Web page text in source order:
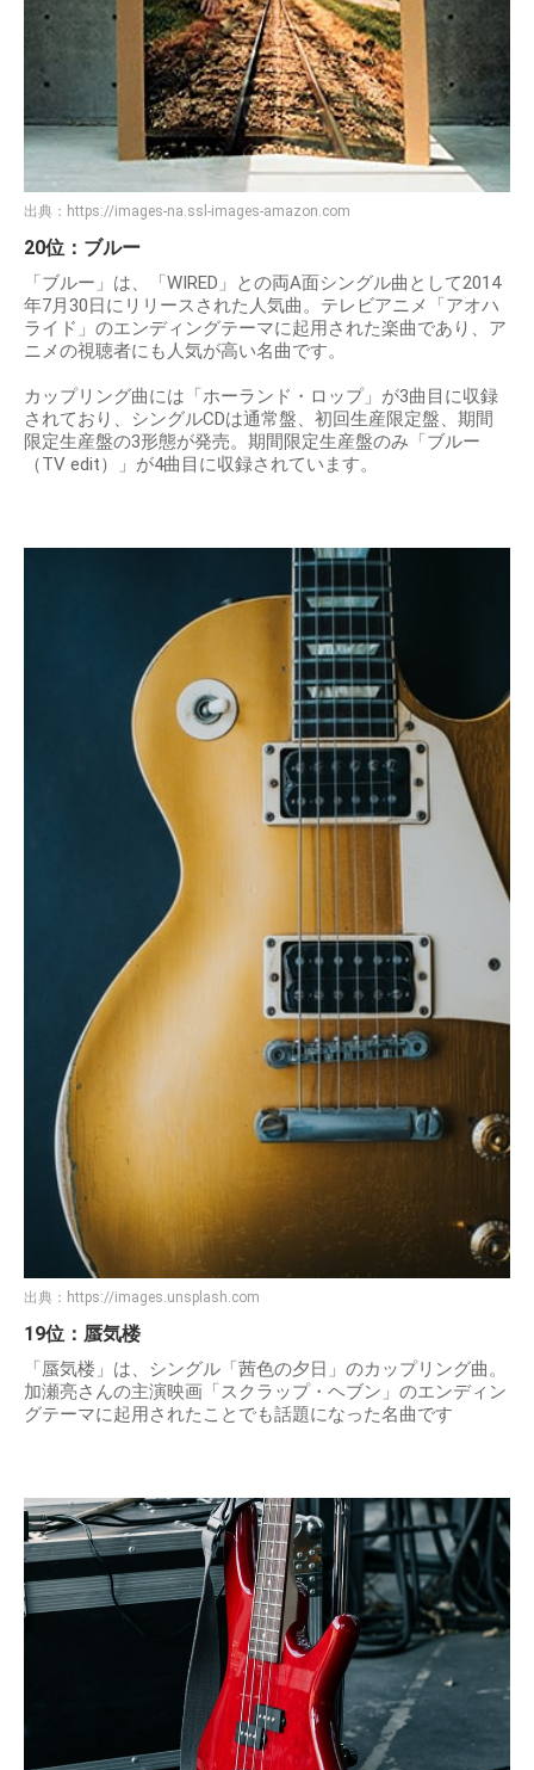
出典： https://images-na.ssl-images-amazon.com
20位：ブルー
「ブルー」は、「WIRED」との両A面シングル曲として2014
年7月30日にリリースされた人気曲。テレビアニメ「アオハ
ライド」のエンディングテーマに起用された楽曲であり、ア
ニメの視聴者にも人気が高い名曲です。
カップリング曲には「ホーランド・ロップ」が3曲目に収録
されており、シングルCDは通常盤、初回生産限定盤、期間
限定生産盤の3形態が発売。期間限定生産盤のみ「ブルー
（TV edit）」が4曲目に収録されています。
出典： https://images.unsplash.com
19位：蜃気楼
「蜃気楼」は、シングル「茜色の夕日」のカップリング曲。
加瀬亮さんの主演映画「スクラップ・ヘブン」のエンディン
グテーマに起用されたことでも話題になった名曲です